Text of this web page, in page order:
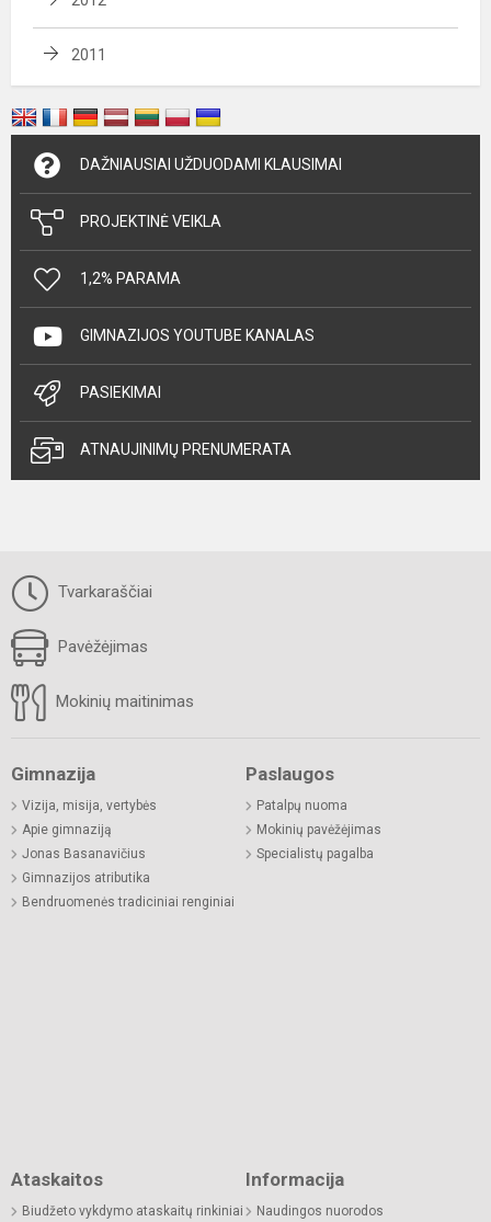
2011
DAŽNIAUSIAI UŽDUODAMI KLAUSIMAI
PROJEKTINĖ VEIKLA
1,2% PARAMA
GIMNAZIJOS YOUTUBE KANALAS
PASIEKIMAI
ATNAUJINIMŲ PRENUMERATA
Tvarkaraščiai
Pavėžėjimas
Mokinių maitinimas
Gimnazija
Vizija, misija, vertybės
Apie gimnaziją
Jonas Basanavičius
Gimnazijos atributika
Bendruomenės tradiciniai renginiai
Paslaugos
Patalpų nuoma
Mokinių pavėžėjimas
Specialistų pagalba
Ataskaitos
Biudžeto vykdymo ataskaitų rinkiniai
Informacija
Naudingos nuorodos